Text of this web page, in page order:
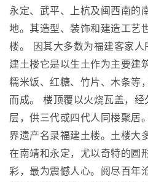
永定、武平、上杭及闽西南的
地。其造型、装饰和建造工艺
楼。 因其大多数为福建客家
建土楼它是以生土作为主要建
糯米饭、红糖、竹片、木条等
而成。 楼顶覆以火烧瓦盖，
层，供三代或四代人同楼聚居
界遗产名录福建土楼。土楼大
在南靖和永定，尤以奇特的圆
彩，最为震憾人心。阅尽百年